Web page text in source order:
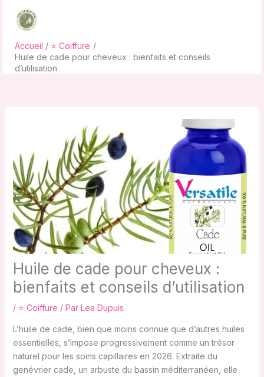
contenu
Accueil
⭐ Coiffure
Huile de cade pour cheveux : bienfaits et conseils
d’utilisation
Huile de cade pour cheveux :
bienfaits et conseils d’utilisation
/ ⭐ Coiffure / Par Lea Dupuis
L’huile de cade, bien que moins connue que d’autres huiles
essentielles, s’impose progressivement comme un trésor
naturel pour les soins capillaires en 2026. Extraite du
genévrier cade, un arbuste du bassin méditerranéen, elle